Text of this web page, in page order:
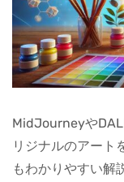
MidJourneyや
リジナルのアート
もわかりやすい解